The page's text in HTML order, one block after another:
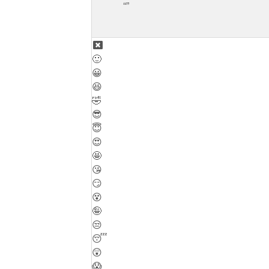
🙂
😀
😆
🤣
😎
😇
😍
🤩
😘
😏
😵
🤪
😒
😴
😲
😱